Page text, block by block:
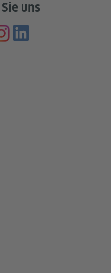
uns